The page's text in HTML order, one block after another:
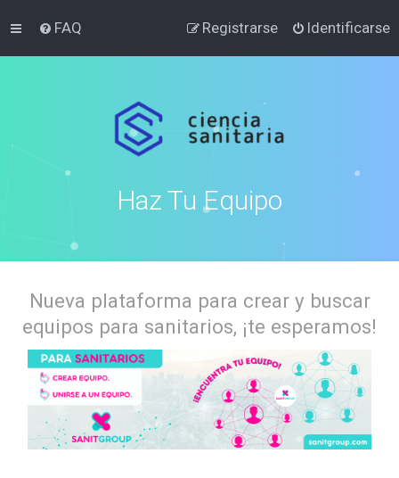
FAQ Identificarse
Registrarse
Haz Tu Equipo
Nueva plataforma para crear y buscar
equipos para sanitarios, ¡te esperamos!